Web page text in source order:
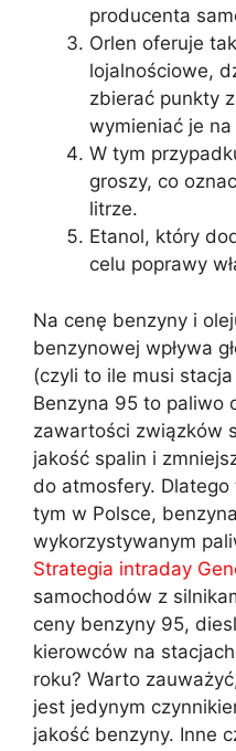
producenta
Orlen oferuje
lojalnościowe,
zbierać punkty
wymieniać je
W tym
groszy, co
litrze.
Etanol, który
celu poprawy
Na cenę benzyny i
benzynowej wpływa
(czyli to ile musi
Benzyna 95 to paliwo
zawartości związków
jakość spalin i
do atmosfery.
tym w Polsce,
wykorzystywanym
Strategia intraday
samochodów z
ceny benzyny 95,
kierowców na
roku? Warto
jest jedynym
jakość benzyny. Inne